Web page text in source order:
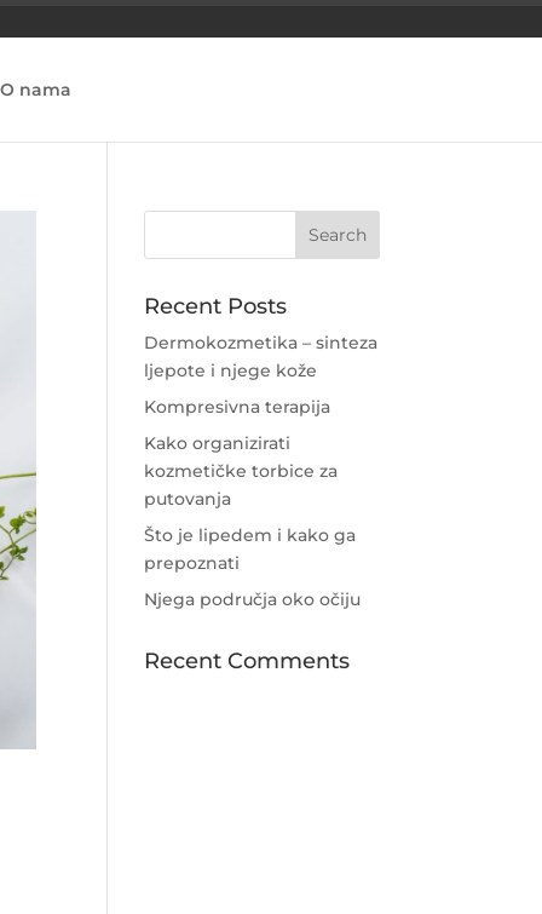
O nama
Recent Posts
Dermokozmetika – sinteza
ljepote i njege kože
Kompresivna terapija
Kako organizirati
kozmetičke torbice za
putovanja
Što je lipedem i kako ga
prepoznati
Njega područja oko očiju
Recent Comments